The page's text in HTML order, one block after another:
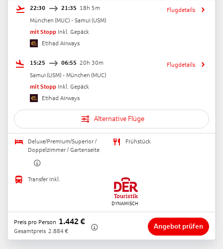
22:30 21:35 18h 5m
München (MUC) - Samui (USM)
mit Stopp Inkl. Gepäck
Etihad Airways
Flugdetails
15:25 06:55 20h 30m
Samui (USM) - München (MUC)
mit Stopp Inkl. Gepäck
Etihad Airways
Flugdetails
Alternative Flüge
Deluxe/Premium/Superior /
Doppelzimmer / Gartenseite
Frühstück
Transfer inkl.
Preis pro Person 1.442 €
Gesamtpreis 2.884 €
Angebot prüfen